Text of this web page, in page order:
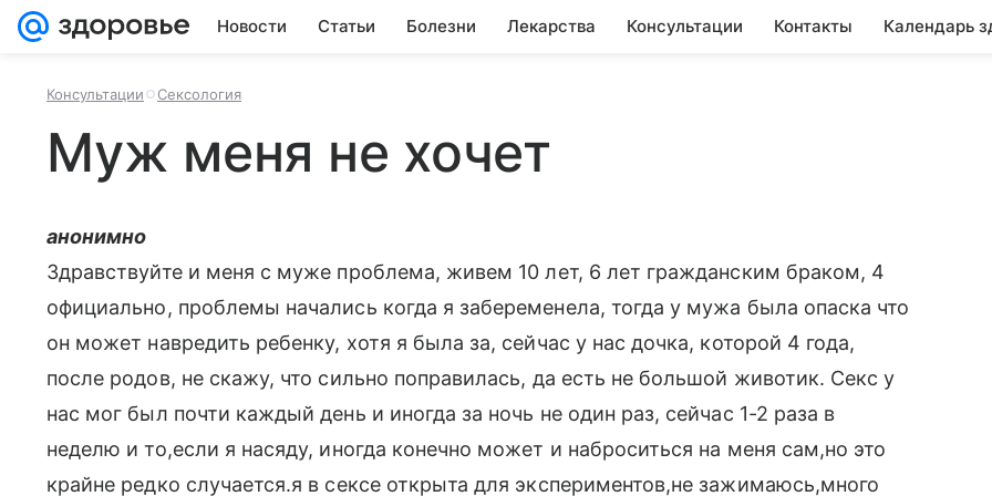
Новости Статьи Болезни Лекарства Консультации Контакты Календарь
Консультации Сексология
Муж меня не хочет
анонимно
Здравствуйте и меня с муже проблема, живем 10 лет, 6 лет гражданским браком, 4
официально, проблемы начались когда я забеременела, тогда у мужа была опаска что
он может навредить ребенку, хотя я была за, сейчас у нас дочка, которой 4 года,
после родов, не скажу, что сильно поправилась, да есть не большой животик. Секс у
нас мог был почти каждый день и иногда за ночь не один раз, сейчас 1-2 раза в
неделю и то,если я насяду, иногда конечно может и наброситься на меня сам,но это
крайне редко случается.я в сексе открыта для экспериментов,не зажимаюсь,много